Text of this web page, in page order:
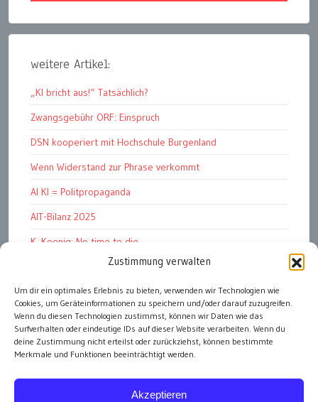
Zustimmung verwalten
Um dir ein optimales Erlebnis zu bieten, verwenden wir Technologien wie
Cookies, um Geräteinformationen zu speichern und/oder darauf zuzugreifen.
Wenn du diesen Technologien zustimmst, können wir Daten wie das
Surfverhalten oder eindeutige IDs auf dieser Website verarbeiten. Wenn du
deine Zustimmung nicht erteilst oder zurückziehst, können bestimmte
Merkmale und Funktionen beeinträchtigt werden.
Akzeptieren
weitere Artikel:
„KI bricht aus!“ Tatsächlich?
Zwangsgebühr ORF: Einspruch
DSN kooperiert mit Hochschule Burgenland
Wenn Widerstand zur Phrase verkommt
AI KI = Politpropaganda
AIT-Bilanz 2025
K. Koenig: No time to die
Hinschauen statt Wegschauen
EMRK Art. 15: „das Leben der Nation“
Pressfreedom Report ignoriert EU-Sanktionen
alle Artikel